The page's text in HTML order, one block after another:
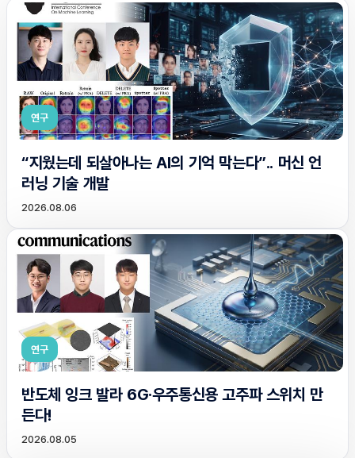
연구
“지웠는데 되살아나는 AI의 기억 막는다”.. 머신 언
러닝 기술 개발
2026.08.06
연구
반도체 잉크 발라 6G·우주통신용 고주파 스위치 만
든다!
2026.08.05